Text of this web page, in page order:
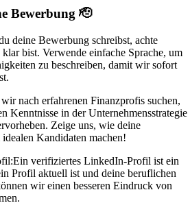
Bewerbung 🫡
deine Bewerbung schreibst, achte
bist. Verwende einfache Sprache, um
zu beschreiben, damit wir sofort
nach erfahrenen Finanzprofis suchen,
Kenntnisse in der Unternehmensstrategie
Zeige uns, wie deine
Kandidaten machen!
Ein verifiziertes LinkedIn-Profil ist ein
Profil aktuell ist und deine beruflichen
wir einen besseren Eindruck von